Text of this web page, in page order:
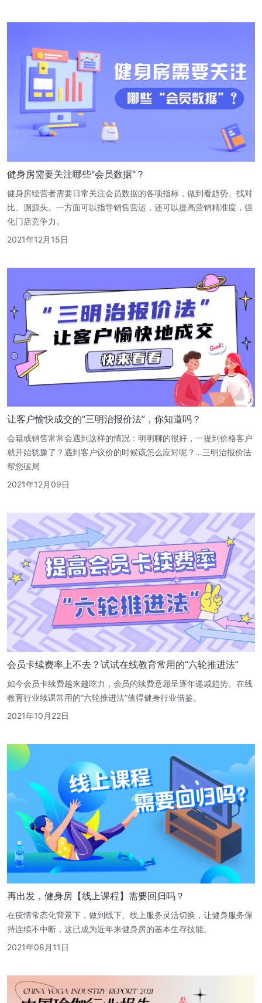
健身房需要关注哪些"会员数据"？
健身房经营者需要日常关注会员数据的各项指标，做到看趋势、找对
比、溯源头。一方面可以指导销售营运，还可以提高营销精准度，强
化门店竞争力。
2021年12月15日
让客户愉快成交的“三明治报价法”，你知道吗？
会籍或销售常常会遇到这样的情况：明明聊的很好，一提到价格客户
就开始犹豫了？遇到客户议价的时候该怎么应对呢？…三明治报价法
帮您破局
2021年12月09日
会员卡续费率上不去？试试在线教育常用的“六轮推进法”
如今会员卡续费越来越吃力，会员的续费意愿呈逐年递减趋势。在线
教育行业续课常用的“六轮推进法”值得健身行业借鉴。
2021年10月22日
再出发，健身房【线上课程】需要回归吗？
在疫情常态化背景下，做到线下、线上服务灵活切换，让健身服务保
持连续不中断，这已成为近年来健身房的基本生存技能。
2021年08月11日